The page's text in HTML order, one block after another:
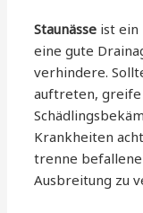
Staunässe ist ein
eine gute
verhindere.
auftreten, greife
Krankheiten
trenne
Ausbreitung zu